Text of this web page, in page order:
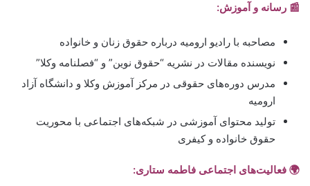
📰 رسانه و آموزش:
مصاحبه با رادیو ارومیه درباره حقوق زنان و خانواده
نویسنده مقالات در نشریه “حقوق نوین” و “فصلنامه وکلا”
مدرس دوره‌های حقوقی در مرکز آموزش وکلا و دانشگاه آزاد
ارومیه
تولید محتوای آموزشی در شبکه‌های اجتماعی با محوریت
حقوق خانواده و کیفری
🌍 فعالیت‌های اجتماعی فاطمه ستاری: